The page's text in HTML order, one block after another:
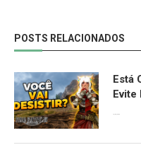
POSTS RELACIONADOS
Está
Evite